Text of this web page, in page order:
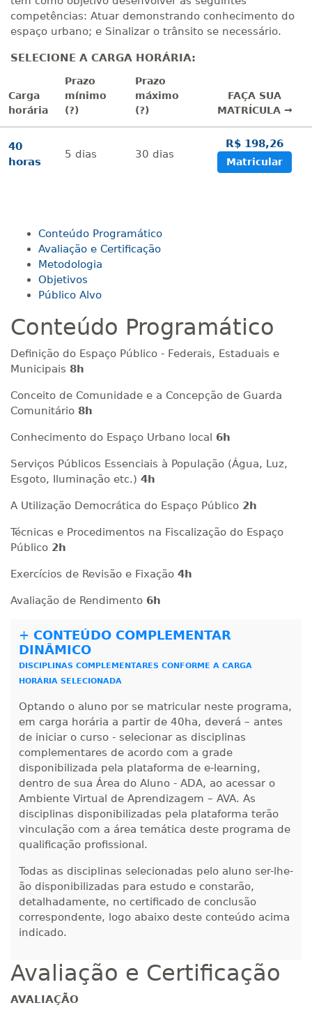
competências: Atuar demonstrando conhecimento do
espaço urbano; e Sinalizar o trânsito se necessário.
SELECIONE A CARGA HORÁRIA:
Carga
horária
Prazo
mínimo
(?)
Prazo
máximo
(?)
FAÇA SUA
MATRÍCULA →
40
horas
5 dias 30 dias
R$ 198,26
Matricular
Conteúdo Programático
Avaliação e Certificação
Metodologia
Objetivos
Público Alvo
Conteúdo Programático
Definição do Espaço Público - Federais, Estaduais e
Municipais 8h
Conceito de Comunidade e a Concepção de Guarda
Comunitário 8h
Conhecimento do Espaço Urbano local 6h
Serviços Públicos Essenciais à População (Água, Luz,
Esgoto, Iluminação etc.) 4h
A Utilização Democrática do Espaço Público 2h
Técnicas e Procedimentos na Fiscalização do Espaço
Público 2h
Exercícios de Revisão e Fixação 4h
Avaliação de Rendimento 6h
+ CONTEÚDO COMPLEMENTAR
DINÂMICO
DISCIPLINAS COMPLEMENTARES CONFORME A CARGA
HORÁRIA SELECIONADA
Optando o aluno por se matricular neste programa,
em carga horária a partir de 40ha, deverá – antes
de iniciar o curso - selecionar as disciplinas
complementares de acordo com a grade
disponibilizada pela plataforma de e-learning,
dentro de sua Área do Aluno - ADA, ao acessar o
Ambiente Virtual de Aprendizagem – AVA. As
disciplinas disponibilizadas pela plataforma terão
vinculação com a área temática deste programa de
qualificação profissional.
Todas as disciplinas selecionadas pelo aluno ser-lhe-
ão disponibilizadas para estudo e constarão,
detalhadamente, no certificado de conclusão
correspondente, logo abaixo deste conteúdo acima
indicado.
Avaliação e Certificação
AVALIAÇÃO